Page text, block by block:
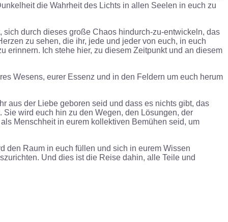
die Wahrheit des Lichts in allen Seelen in euch zu
durch dieses große Chaos hindurch-zu-entwickeln, das
zu sehen, die ihr, jede und jeder von euch, in euch
erinnern. Ich stehe hier, zu diesem Zeitpunkt und an diesem
Wesens, eurer Essenz und in den Feldern um euch herum
aus der Liebe geboren seid und dass es nichts gibt, das
wird euch hin zu den Wegen, den Lösungen, der
Menschheit in eurem kollektiven Bemühen seid, um
den Raum in euch füllen und sich in eurem Wissen
Und dies ist die Reise dahin, alle Teile und